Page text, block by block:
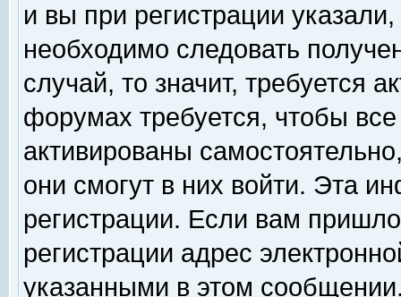
и вы при регистрации
необходимо следовать
случай, то значит, требуется
форумах требуется, чтобы
активированы
они смогут в них войти. Эта
регистрации. Если вам
регистрации адрес
указанными в этом